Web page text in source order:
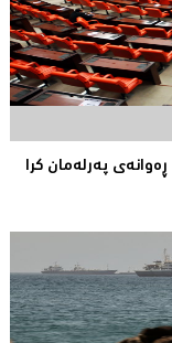
په‌رله‌مان كرا